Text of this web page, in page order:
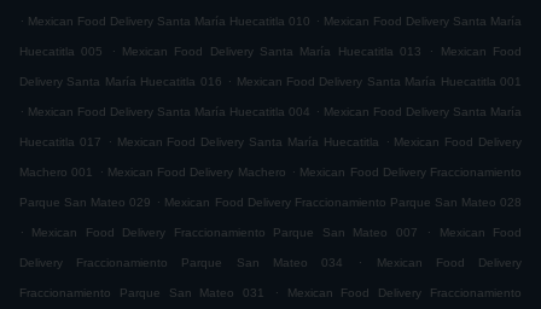
. Mexican Food Delivery Santa María Huecatitla 010 . Mexican Food Delivery Santa María
Huecatitla 005 . Mexican Food Delivery Santa María Huecatitla 013 . Mexican Food
Delivery Santa María Huecatitla 016 . Mexican Food Delivery Santa María Huecatitla 001
. Mexican Food Delivery Santa María Huecatitla 004 . Mexican Food Delivery Santa María
Huecatitla 017 . Mexican Food Delivery Santa María Huecatitla . Mexican Food Delivery
Machero 001 . Mexican Food Delivery Machero . Mexican Food Delivery Fraccionamiento
Parque San Mateo 029 . Mexican Food Delivery Fraccionamiento Parque San Mateo 028
.
Mexican Food Delivery Fraccionamiento Parque San Mateo 007 . Mexican Food
Delivery Fraccionamiento Parque San Mateo 034 . Mexican Food Delivery
Fraccionamiento Parque San Mateo 031 . Mexican Food Delivery Fraccionamiento